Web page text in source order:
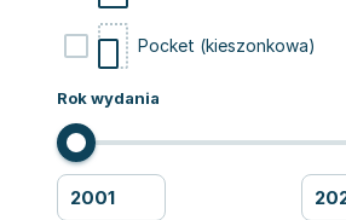
Pocket (kieszonkowa)
Rok wydania